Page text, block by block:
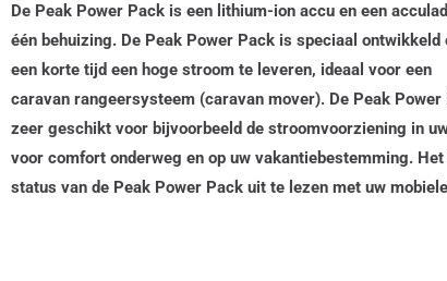
De Peak Power Pack is een lithium-ion accu en een
één behuizing. De Peak Power Pack is speciaal ontwikkeld
een korte tijd een hoge stroom te leveren, ideaal voor een
caravan rangeersysteem (caravan mover). De Peak Power
zeer geschikt voor bijvoorbeeld de stroomvoorziening in
voor comfort onderweg en op uw vakantiebestemming. Het
status van de Peak Power Pack uit te lezen met uw